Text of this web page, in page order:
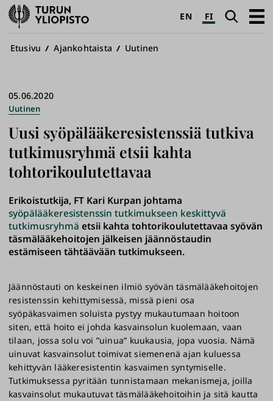
Turun
yliopisto
EN FI Haku
Avaa
Murupolku
Etusivu Ajankohtaista Uutinen
Uusi syöpälääkeresistenssiä tutkiva
tutkimusryhmä etsii kahta
tohtorikoulutettavaa
05.06.2020
Uutinen
Erikoistutkija, FT Kari Kurpan johtama
syöpälääkeresistenssin tutkimukseen keskittyvä
tutkimusryhmä etsii kahta tohtorikoulutettavaa syövän
täsmälääkehoitojen jälkeisen jäännöstaudin
estämiseen tähtäävään tutkimukseen.
Jäännöstauti on keskeinen ilmiö syövän täsmälääkehoitojen
resistenssin kehittymisessä, missä pieni osa
syöpäkasvaimen soluista pystyy mukautumaan hoitoon
siten, että hoito ei johda kasvainsolun kuolemaan, vaan
tilaan, jossa solu voi ”uinua” kuukausia, jopa vuosia. Nämä
uinuvat kasvainsolut toimivat siemenenä ajan kuluessa
kehittyvän lääkeresistentin kasvaimen syntymiselle.
Tutkimuksessa pyritään tunnistamaan mekanismeja, joilla
kasvainsolut mukautuvat täsmälääkehoitoihin ja sitä kautta